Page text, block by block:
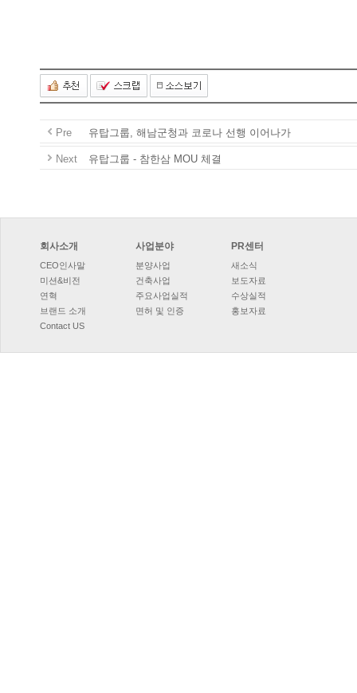
Pre 유탑그룹,해남군청과코로나선행이어나가
Next 유탑그룹-참한삼MOU체결
회사소개
CEO인사말
미션&비전
연혁
브랜드소개
ContactUS
사업분야
분양사업
건축사업
주요사업실적
면허및인증
PR센터
새소식
보도자료
수상실적
홍보자료